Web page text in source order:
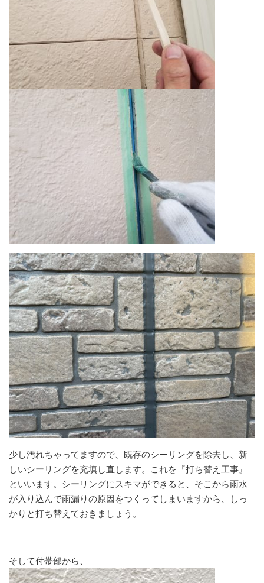
少し汚れちゃってますので、既存のシーリングを除去し、新
しいシーリングを充填し直します。これを『打ち替え工事』
といいます。シーリングにスキマができると、そこから雨水
が入り込んで雨漏りの原因をつくってしまいますから、しっ
かりと打ち替えておきましょう。
そして付帯部から、